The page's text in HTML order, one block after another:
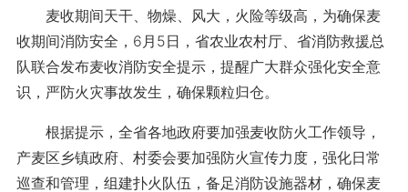
麦收期间天干、物燥、风大，火险等级高，为确保麦
收期间消防安全，6月5日，省农业农村厅、省消防救援总
队联合发布麦收消防安全提示，提醒广大群众强化安全意
识，严防火灾事故发生，确保颗粒归仓。
根据提示，全省各地政府要加强麦收防火工作领导，
产麦区乡镇政府、村委会要加强防火宣传力度，强化日常
巡查和管理，组建扑火队伍，备足消防设施器材，确保麦